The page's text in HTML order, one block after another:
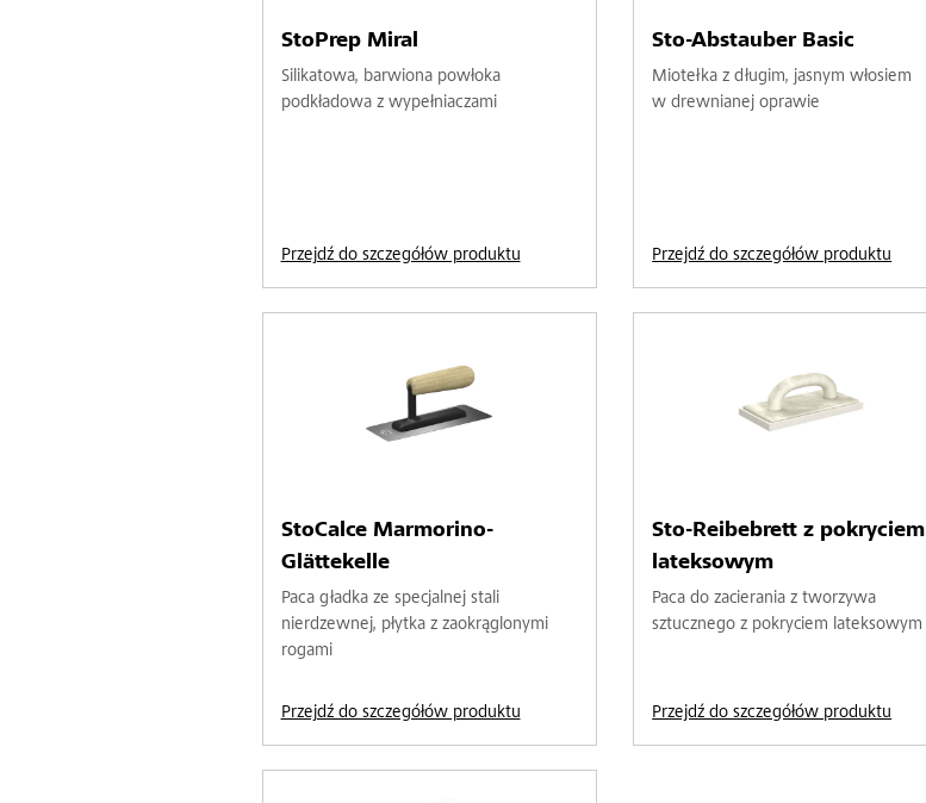
StoPrep Miral
Silikatowa, barwiona powłoka
podkładowa z wypełniaczami
Przejdź do szczegółów produktu
Sto-Abstauber Basic
Miotełka z długim, jasnym włosiem
w drewnianej oprawie
Przejdź do szczegółów produktu
StoCalce Marmorino-
Glättekelle
Paca gładka ze specjalnej stali
nierdzewnej, płytka z zaokrąglonymi
rogami
Przejdź do szczegółów produktu
Sto-Reibebrett z pokryciem
lateksowym
Paca do zacierania z tworzywa
sztucznego z pokryciem lateksowym
Przejdź do szczegółów produktu